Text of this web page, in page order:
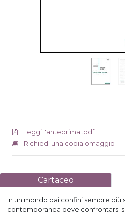
Leggi l'anteprima .pdf
Richiedi una copia omaggio
Cartaceo
In un mondo dai confini sempre più
contemporanea deve confrontarsi